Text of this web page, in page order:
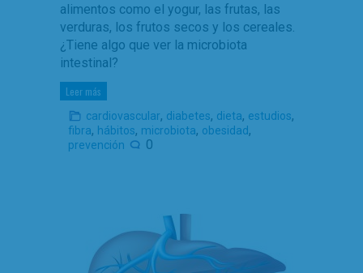
alimentos como el yogur, las frutas, las
verduras, los frutos secos y los cereales.
¿Tiene algo que ver la microbiota
intestinal?
Leer más
cardiovascular, diabetes, dieta, estudios,
fibra, hábitos, microbiota, obesidad,
prevención 0